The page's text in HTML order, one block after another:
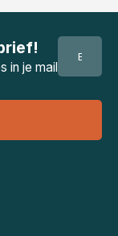
in je mail